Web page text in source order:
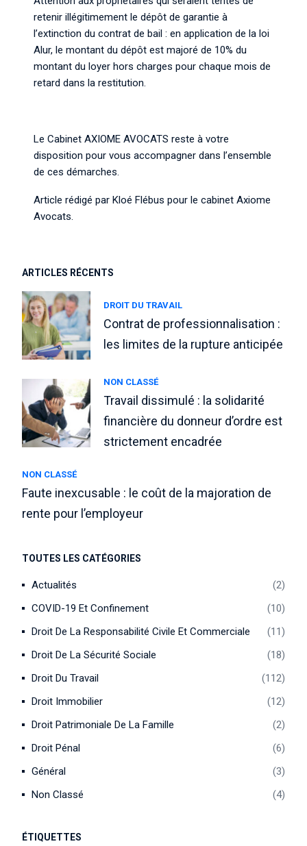
retenir illégitimement le dépôt de garantie à
l’extinction du contrat de bail : en application de la loi
Alur, le montant du dépôt est majoré de 10% du
montant du loyer hors charges pour chaque mois de
retard dans la restitution.
Le Cabinet AXIOME AVOCATS reste à votre
disposition pour vous accompagner dans l’ensemble
de ces démarches.
Article rédigé par Kloé Flébus pour le cabinet Axiome
Avocats.
ARTICLES RÉCENTS
DROIT DU TRAVAIL
Contrat de professionnalisation :
les limites de la rupture anticipée
NON CLASSÉ
Travail dissimulé : la solidarité
financière du donneur d’ordre est
strictement encadrée
NON CLASSÉ
Faute inexcusable : le coût de la majoration de
rente pour l’employeur
TOUTES LES CATÉGORIES
Actualités
2
COVID-19 Et Confinement
10
Droit De La Responsabilité Civile Et Commerciale
11
Droit De La Sécurité Sociale
18
Droit Du Travail
112
Droit Immobilier
12
Droit Patrimoniale De La Famille
2
Droit Pénal
6
Général
3
Non Classé
4
ÉTIQUETTES